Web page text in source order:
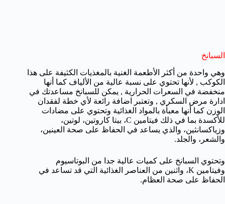
السبانخ
وهي واحدة من أكثر الأطعمة الغنية بالمغذيات الكثيفة على هذا
الكوكب , لأنها تحتوي على نسبة عالية من الألياف كما أنها
منخفضة في السعرات الحرارية , يمكن للسبانخ مساعدتك في
ادارة مرض السكري , وتعتبر اضافة رائعة لأي خطة لفقدان
الوزن كما أنها معبأة بالمواد الغذائية وتحتوي على مضادات
للأكسدة بما في ذلك فيتامين C، بيتا كاروتين، لوتين،
وزياكسانثين، والذي يساعد في الحفاظ على صحة العينين،
والشعر، والجلد.
وتحتوي السبانخ على كميات عالية جدا من البوتاسيوم
وفيتامين K، واثنين من العناصر الغذائية التي قد تساعد في
الحفاظ على صحة العظام.